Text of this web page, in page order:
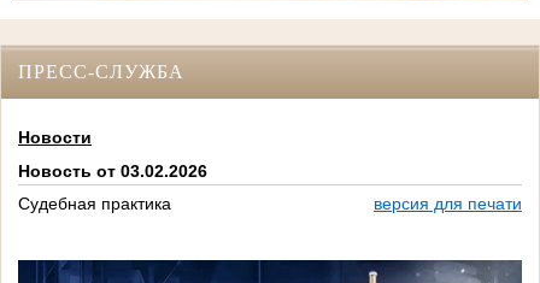
ПРЕСС-СЛУЖБА
Новости
Новость от 03.02.2026
Судебная практика
версия для печати